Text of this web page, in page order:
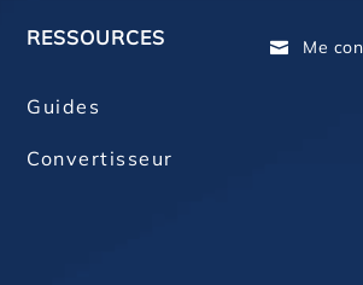
RESSOURCES
Guides
Convertisseur
 Me